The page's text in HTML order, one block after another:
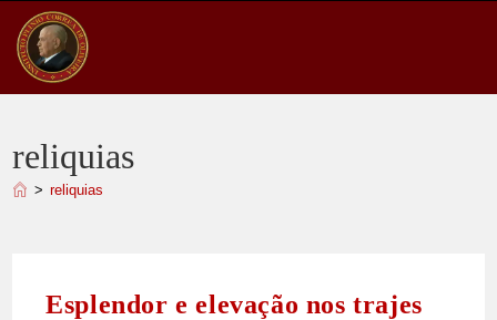
para
conteúdo
reliquias
> reliquias
Esplendor e elevação nos trajes